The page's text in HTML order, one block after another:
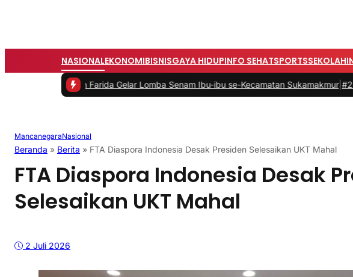
NASIONALEKONOMIBISNISGAYA HIDUPINFO SEHATSPORTSSEKOLAH
Idah Farida Gelar Lomba Senam Ibu-ibu se-Kecamatan Sukamakmur| #2 -IKABENTO
MancanegaraNasional
Beranda » Berita » FTA Diaspora Indonesia Desak Presiden Selesaikan UKT Mahal
FTA Diaspora Indonesia Desak
Selesaikan UKT Mahal
2 Juli 2026